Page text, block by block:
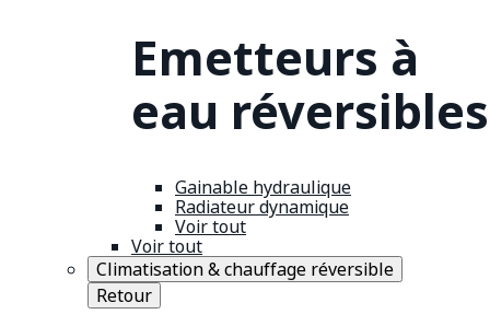
Emetteurs à
eau réversibles
Gainable hydraulique
Radiateur dynamique
Voir tout
Voir tout
Climatisation & chauffage réversible
Retour